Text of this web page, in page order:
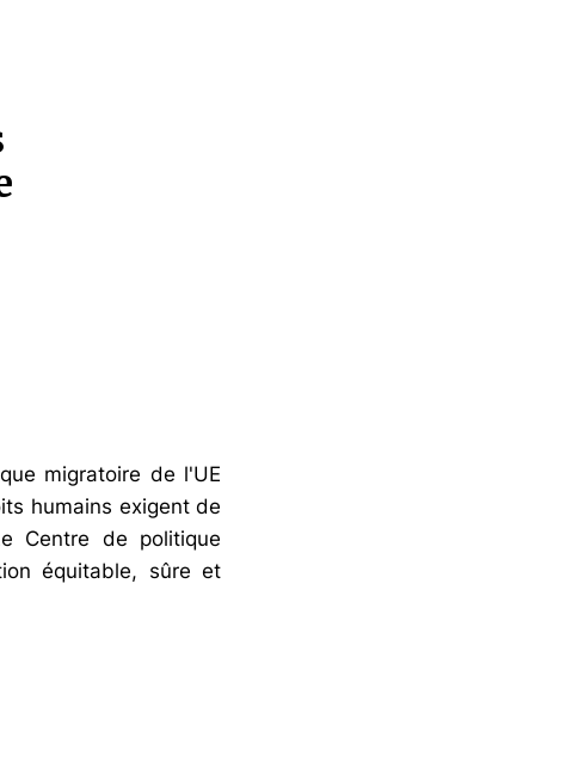
migratoire de l'UE
humains exigent de
Centre de politique
équitable, sûre et